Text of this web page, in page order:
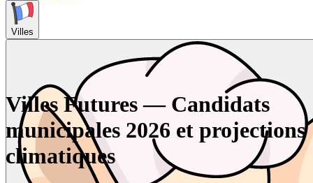
Villes
Villes Futures — Candidats
municipales 2026 et projections
climatiques